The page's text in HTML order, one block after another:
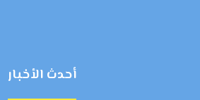
أحدث الأخبار